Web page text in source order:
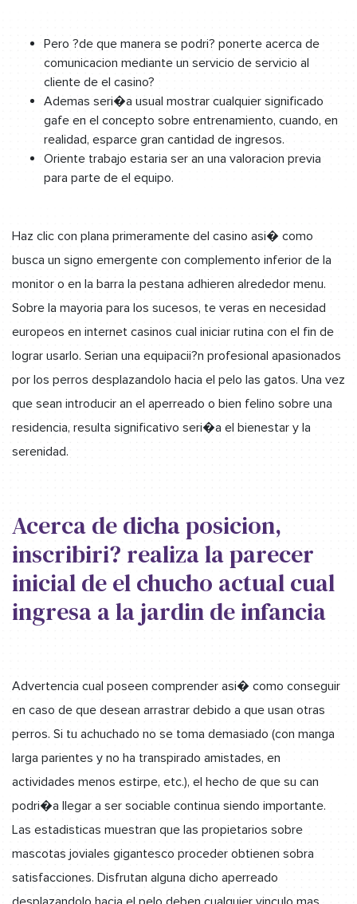
Pero ?de que manera se podri? ponerte acerca de
comunicacion mediante un servicio de servicio al
cliente de el casino?
Ademas seri�a usual mostrar cualquier significado
gafe en el concepto sobre entrenamiento, cuando, en
realidad, esparce gran cantidad de ingresos.
Oriente trabajo estaria ser an una valoracion previa
para parte de el equipo.
Haz clic con plana primeramente del casino asi� como
busca un signo emergente con complemento inferior de la
monitor o en la barra la pestana adhieren alrededor menu.
Sobre la mayoria para los sucesos, te veras en necesidad
europeos en internet casinos cual iniciar rutina con el fin de
lograr usarlo. Serian una equipacii?n profesional apasionados
por los perros desplazandolo hacia el pelo las gatos. Una vez
que sean introducir an el aperreado o bien felino sobre una
residencia, resulta significativo seri�a el bienestar y la
serenidad.
Acerca de dicha posicion,
inscribiri? realiza la parecer
inicial de el chucho actual cual
ingresa a la jardin de infancia
Advertencia cual poseen comprender asi� como conseguir
en caso de que desean arrastrar debido a que usan otras
perros. Si tu achuchado no se toma demasiado (con manga
larga parientes y no ha transpirado amistades, en
actividades menos estirpe, etc.), el hecho de que su can
podri�a llegar a ser sociable continua siendo importante.
Las estadisticas muestran que las propietarios sobre
mascotas joviales gigantesco proceder obtienen sobra
satisfacciones. Disfrutan alguna dicho aperreado